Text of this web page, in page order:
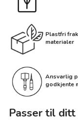
Plastfri
materialer
Ansvarlig
godkjente
Passer til